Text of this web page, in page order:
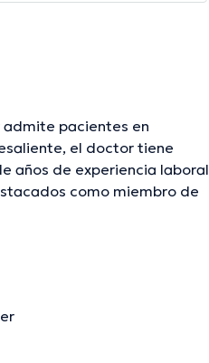
admite pacientes en
el doctor tiene
años de experiencia laboral
como miembro de